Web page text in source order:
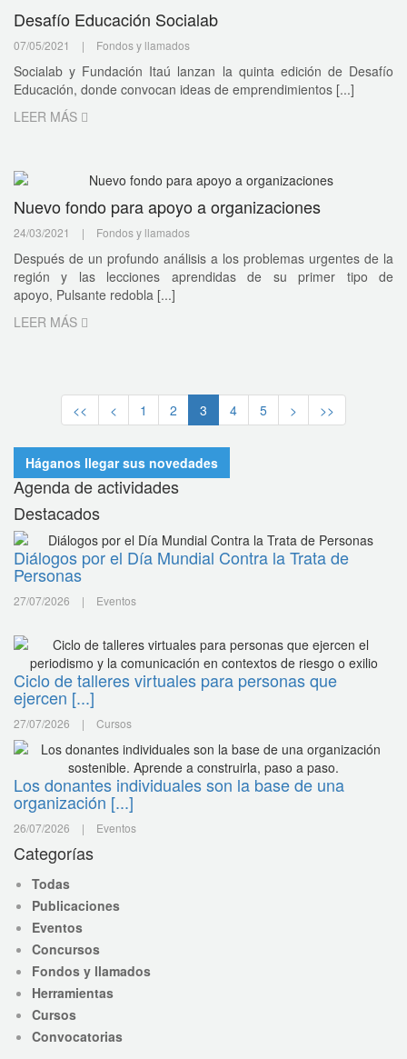
Desafío Educación Socialab
07/05/2021 | Fondos y llamados
Socialab y Fundación Itaú lanzan la quinta edición de Desafío
Educación, donde convocan ideas de emprendimientos [...]
LEER MÁS
Nuevo fondo para apoyo a organizaciones
24/03/2021 | Fondos y llamados
Después de un profundo análisis a los problemas urgentes de la
región y las lecciones aprendidas de su primer tipo de
apoyo, Pulsante redobla [...]
LEER MÁS
<< < 1 2 3 4 5 > >>
Háganos llegar sus novedades
Agenda de actividades
Destacados
Diálogos por el Día Mundial Contra la Trata de
Personas
27/07/2026 | Eventos
Ciclo de talleres virtuales para personas que
ejercen [...]
27/07/2026 | Cursos
Los donantes individuales son la base de una
organización [...]
26/07/2026 | Eventos
Categorías
Todas
Publicaciones
Eventos
Concursos
Fondos y llamados
Herramientas
Cursos
Convocatorias